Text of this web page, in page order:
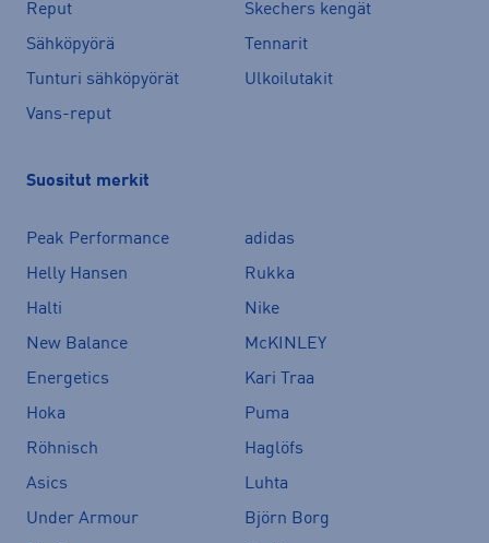
Reput
Skechers kengät
Sähköpyörä
Tennarit
Tunturi sähköpyörät
Ulkoilutakit
Vans-reput
Suositut merkit
Peak Performance
adidas
Helly Hansen
Rukka
Halti
Nike
New Balance
McKINLEY
Energetics
Kari Traa
Hoka
Puma
Röhnisch
Haglöfs
Asics
Luhta
Under Armour
Björn Borg